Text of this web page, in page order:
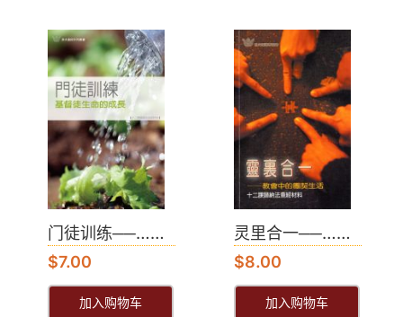
门徒训练──……
$7.00
加入购物车
灵里合一──……
$8.00
加入购物车